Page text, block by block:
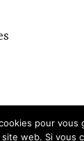
pour vous
web. Si vous